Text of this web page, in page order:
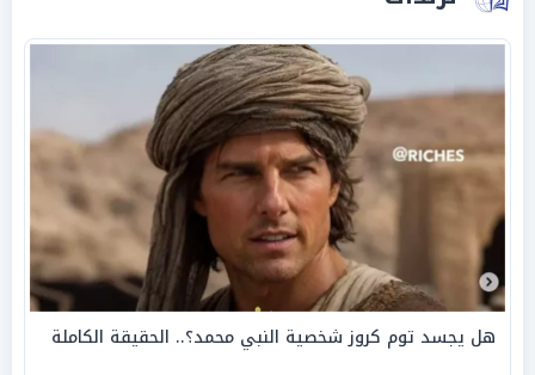
هل يجسد توم كروز شخصية النبي محمد؟.. الحقيقة الكاملة